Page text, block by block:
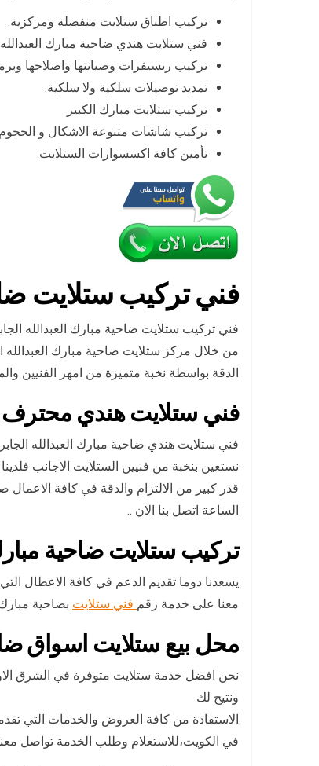
تركيب اطباق ستلايت منفصلة ومركزية.
فني ستلايت هندي ضاحية مبارك العبدالله
تركيب ريسيفرات وصيانتها واصلاحها
تمديد توصيلات سلكية ولا سلكية.
تركيب ستلايت مبارك الكبير
تركيب شاشات متنوعة الاشكال و
تأمين كافة اكسسوارات الستلايت.
فني تركيب ستلايت
فني تركيب ستلايت ضاحية مبارك العبدالله
من خلال مركز ستلايت ضاحية مبارك
الدقة بواسطة نخبة متميزة من امهر الفنيين
فني ستلايت هندي محترف
فني ستلايت هندي ضاحية مبارك العبدالله
نستعين بنخبة من فنيين الستلايت الاجانب
قدر كبير من الالتزام والدقة في كافة
الساعة اتصل بنا الان ..
تركيب ستلايت ضاحية مبارك
يسعدنا دوما تقديم الدعم في كافة الاعطال
معنا على خدمة رقم فني ستلايت بضاحية
محل بيع ستلايت اسواق
نحن افضل خدمة ستلايت متوفرة في الشرق
ونتيح لك
الاستفادة من كافة العروض والخدمات التي تقدمها
في الكويت،للاستعلام وطلب الخدمة تواصل